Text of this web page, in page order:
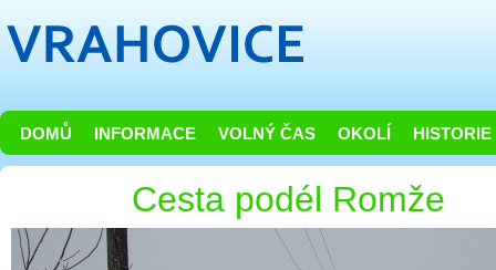
DOMŮ INFORMACE VOLNÝ ČAS OKOLÍ HISTORIE
Cesta podél Romže